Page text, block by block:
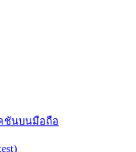
ชันบนมือถือ